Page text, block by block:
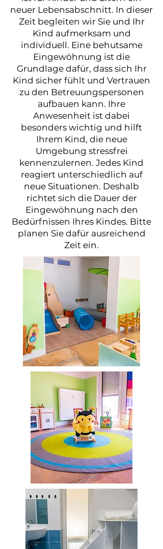
neuer Lebensabschnitt. In dieser
Zeit begleiten wir Sie und Ihr
Kind aufmerksam und
individuell. Eine behutsame
Eingewöhnung ist die
Grundlage dafür, dass sich Ihr
Kind sicher fühlt und Vertrauen
zu den Betreuungspersonen
aufbauen kann. Ihre
Anwesenheit ist dabei
besonders wichtig und hilft
Ihrem Kind, die neue
Umgebung stressfrei
kennenzulernen. Jedes Kind
reagiert unterschiedlich auf
neue Situationen. Deshalb
richtet sich die Dauer der
Eingewöhnung nach den
Bedürfnissen Ihres Kindes. Bitte
planen Sie dafür ausreichend
Zeit ein.